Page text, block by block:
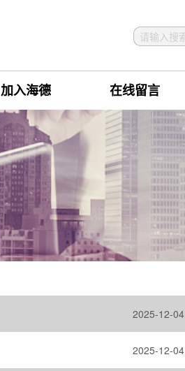
加入海德 在线留言
2025-12-04
2025-12-04